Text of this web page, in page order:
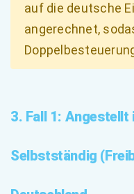
auf die deutsche
angerechnet,
3. Fall 1: Angestellt
Selbstständig